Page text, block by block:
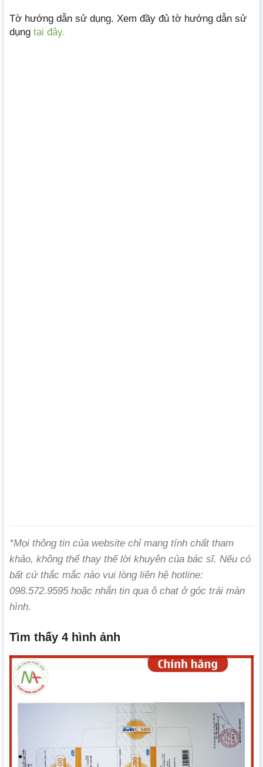
Tờ hướng dẫn sử dụng. Xem đầy đủ tờ hướng dẫn sử
dụng tại đây.
*Mọi thông tin của website chỉ mang tính chất tham
khảo, không thể thay thế lời khuyên của bác sĩ. Nếu có
bất cứ thắc mắc nào vui lòng liên hệ hotline:
098.572.9595 hoặc nhắn tin qua ô chat ở góc trái màn
hình.
Tìm thấy 4 hình ảnh